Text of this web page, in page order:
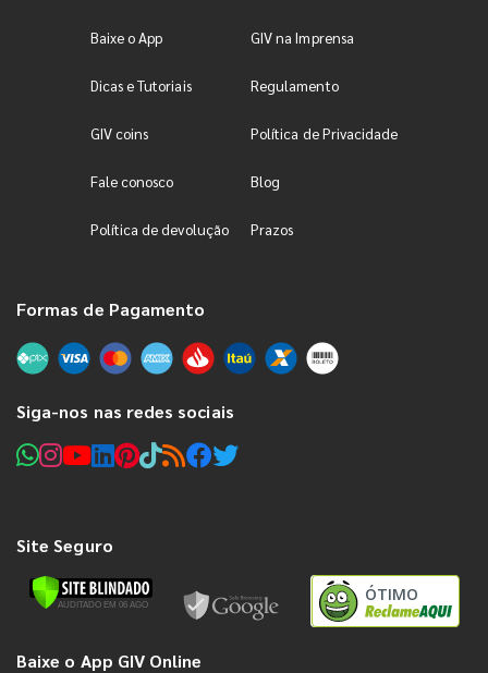
Baixe o App GIV na Imprensa
Dicas e Tutoriais Regulamento
GIV coins Política de Privacidade
Fale conosco Blog
Política de devolução Prazos
Formas de Pagamento
Siga-nos nas redes sociais
Site Seguro
ÓTIMO
Baixe o App GIV Online